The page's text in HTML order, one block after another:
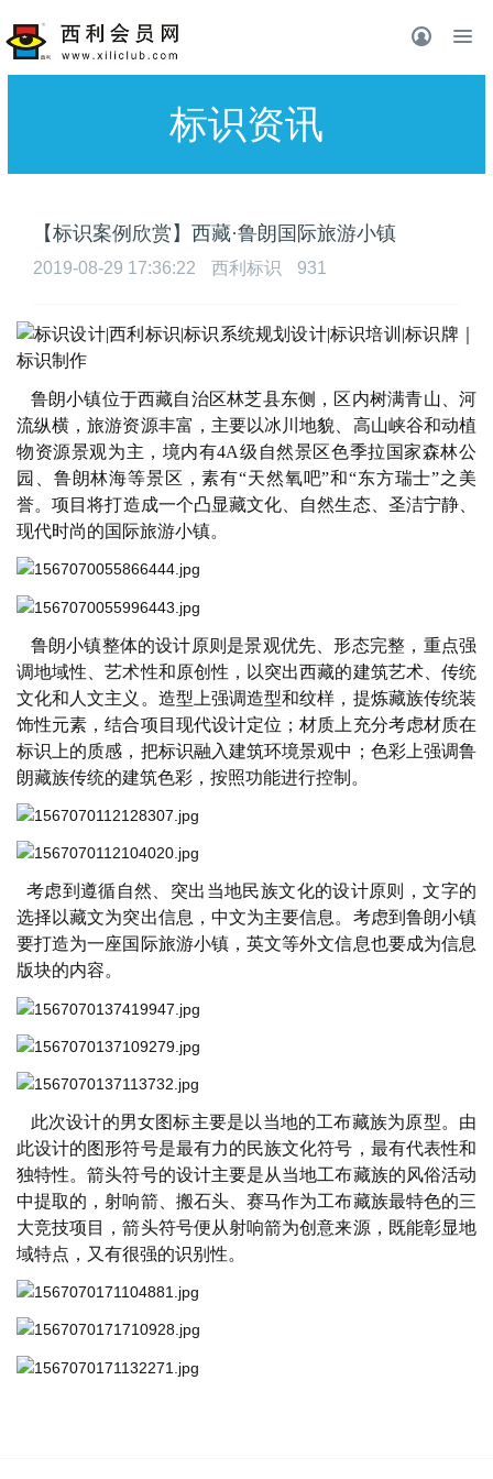
标识资讯
【标识案例欣赏】西藏·鲁朗国际旅游小镇
2019-08-29 17:36:22 西利标识 931
鲁朗小镇位于西藏自治区林芝县东侧，区内树满青山、河
流纵横，旅游资源丰富，主要以冰川地貌、高山峡谷和动植
物资源景观为主，境内有4A级自然景区色季拉国家森林公
园、鲁朗林海等景区，素有“天然氧吧”和“东方瑞士”之美
誉。项目将打造成一个凸显藏文化、自然生态、圣洁宁静、
现代时尚的国际旅游小镇。
鲁朗小镇整体的设计原则是景观优先、形态完整，重点强
调地域性、艺术性和原创性，以突出西藏的建筑艺术、传统
文化和人文主义。造型上强调造型和纹样，提炼藏族传统装
饰性元素，结合项目现代设计定位；材质上充分考虑材质在
标识上的质感，把标识融入建筑环境景观中；色彩上强调鲁
朗藏族传统的建筑色彩，按照功能进行控制。
考虑到遵循自然、突出当地民族文化的设计原则，文字的
选择以藏文为突出信息，中文为主要信息。考虑到鲁朗小镇
要打造为一座国际旅游小镇，英文等外文信息也要成为信息
版块的内容。
此次设计的男女图标主要是以当地的工布藏族为原型。由
此设计的图形符号是最有力的民族文化符号，最有代表性和
独特性。箭头符号的设计主要是从当地工布藏族的风俗活动
中提取的，射响箭、 搬石头、赛马作为工布藏族最特色的三
大竞技项目，箭头符号便从射响箭为创意来源，既能彰显地
域特点，又有很强的识别性。